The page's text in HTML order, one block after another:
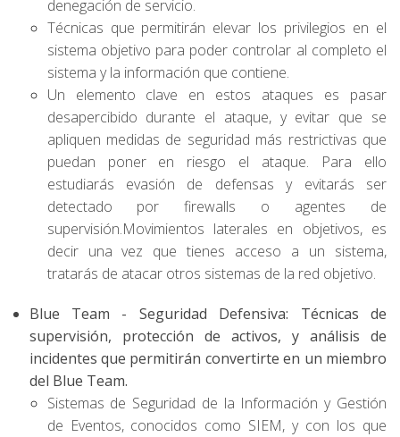
denegación de servicio.
Técnicas que permitirán elevar los privilegios en el
sistema objetivo para poder controlar al completo el
sistema y la información que contiene.
Un elemento clave en estos ataques es pasar
desapercibido durante el ataque, y evitar que se
apliquen medidas de seguridad más restrictivas que
puedan poner en riesgo el ataque. Para ello
estudiarás evasión de defensas y evitarás ser
detectado por firewalls o agentes de
supervisión.Movimientos laterales en objetivos, es
decir una vez que tienes acceso a un sistema,
tratarás de atacar otros sistemas de la red objetivo.‍
Blue Team - Seguridad Defensiva: Técnicas de
supervisión, protección de activos, y análisis de
incidentes que permitirán convertirte en un miembro
del Blue Team.
Sistemas de Seguridad de la Información y Gestión
de Eventos, conocidos como SIEM, y con los que